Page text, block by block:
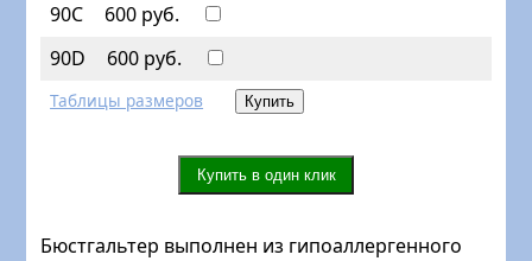
90C
600 руб.
90D
600 руб.
Таблицы размеров
Бюстгальтер выполнен из гипоаллергенного